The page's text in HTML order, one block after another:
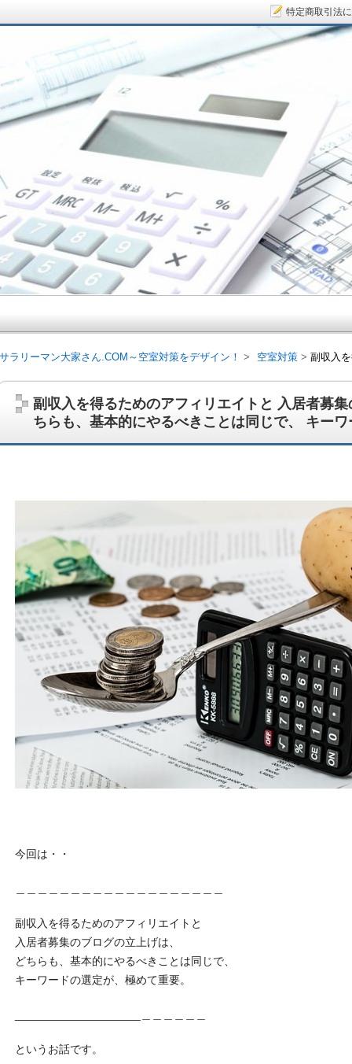
副収入を得るためのアフィリエイトと 入居者募
ちらも、基本的にやるべきことは同じで、 キー
今回は・・
副収入を得るためのアフィリエイトと
入居者募集のブログの立上げは、
どちらも、基本的にやるべきことは同じで、
キーワードの選定が、極めて重要。
というお話です。
サラリーマン大家さん.COM～空室対策をデザイン！ 空室対策
副収入
サラリーマン大家さん.COM～空
サラリーマン大家さんを応援！マンション経営、アパート経営の空室
ム、大家さん自ら行うネット集客、コンセプト賃貸の導入を研究する
on書籍出版、多拠点居住の暮らしぶり、旅行業務取扱管理者、宅建等
特定商取引法